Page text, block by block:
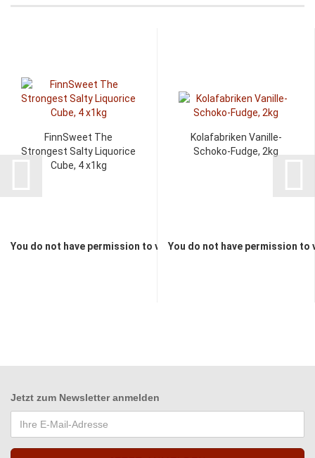
FinnSweet The
Strongest Salty Liquorice
Cube, 4 x1kg
You do not have permission to view the prices
Kolafabriken Vanille-
Schoko-Fudge, 2kg
You do not have permission to
Jetzt zum Newsletter anmelden